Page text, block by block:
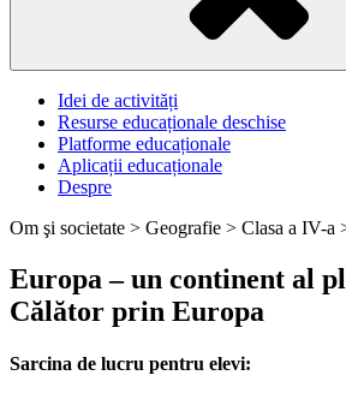
Idei de activități
Resurse educaționale deschise
Platforme educaționale
Aplicații educaționale
Despre
Om şi societate > Geografie > Clasa a IV-a
Europa – un continent al
Călător prin Europa
Sarcina de lucru pentru elevi: